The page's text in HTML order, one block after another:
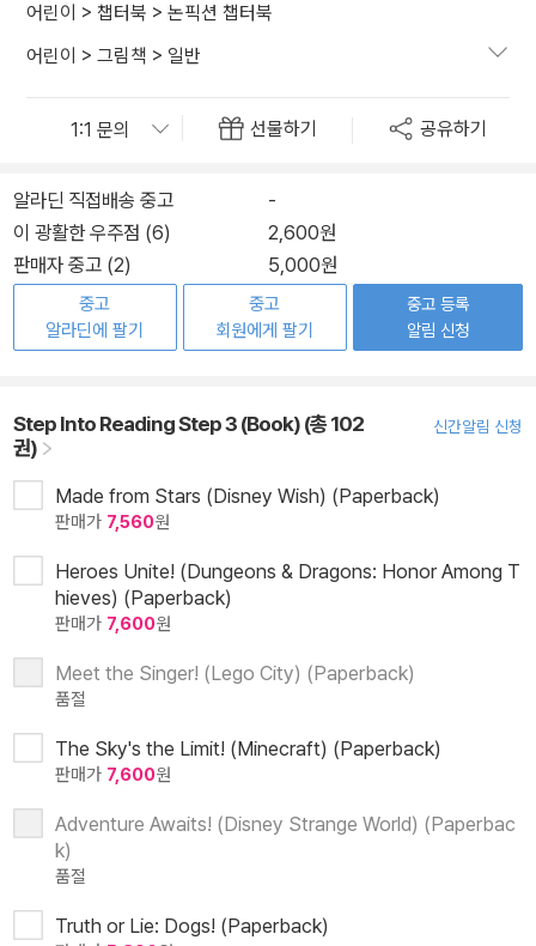
어린이 > 챕터북 > 논픽션 챕터북
어린이 > 그림책 > 일반
선물하기 공유하기
알라딘 직접배송 중고
-
이 광활한 우주점 (6)
2,600원
판매자 중고 (2)
5,000원
중고
알라딘에 팔기
중고
회원에게 팔기
중고 등록
알림 신청
Step Into Reading Step 3 (Book) (총 102
권)
신간알림 신청
Made from Stars (Disney Wish) (Paperback)
판매가 7,560원
Heroes Unite! (Dungeons & Dragons: Honor Among T
hieves) (Paperback)
판매가 7,600원
Meet the Singer! (Lego City) (Paperback)
품절
The Sky's the Limit! (Minecraft) (Paperback)
판매가 7,600원
Adventure Awaits! (Disney Strange World) (Paperbac
k)
품절
Truth or Lie: Dogs! (Paperback)